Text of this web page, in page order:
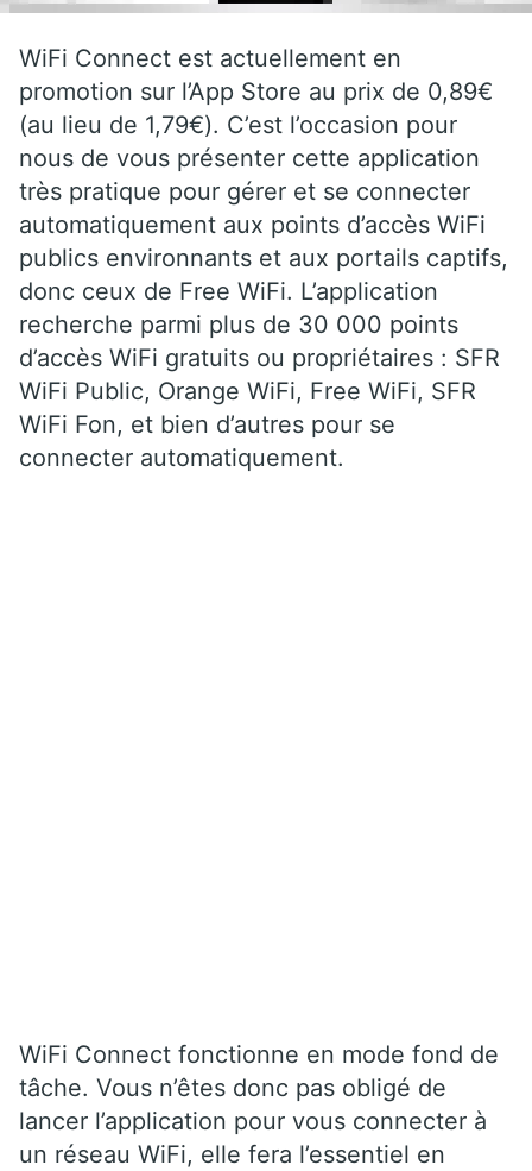
WiFi Connect est actuellement en
promotion sur l’App Store au prix de 0,89€
(au lieu de 1,79€). C’est l’occasion pour
nous de vous présenter cette application
très pratique pour gérer et se connecter
automatiquement aux points d’accès WiFi
publics environnants et aux portails captifs,
donc ceux de Free WiFi. L’application
recherche parmi plus de 30 000 points
d’accès WiFi gratuits ou propriétaires : SFR
WiFi Public, Orange WiFi, Free WiFi, SFR
WiFi Fon, et bien d’autres pour se
connecter automatiquement.
WiFi Connect fonctionne en mode fond de
tâche. Vous n’êtes donc pas obligé de
lancer l’application pour vous connecter à
un réseau WiFi, elle fera l’essentiel en